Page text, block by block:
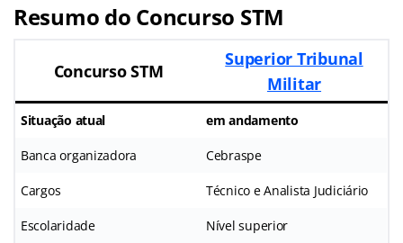
Resumo do Concurso STM
Concurso STM
Superior Tribunal
Militar
Situação atual em andamento
Banca organizadora Cebraspe
Cargos Técnico e Analista Judiciário
Escolaridade Nível superior